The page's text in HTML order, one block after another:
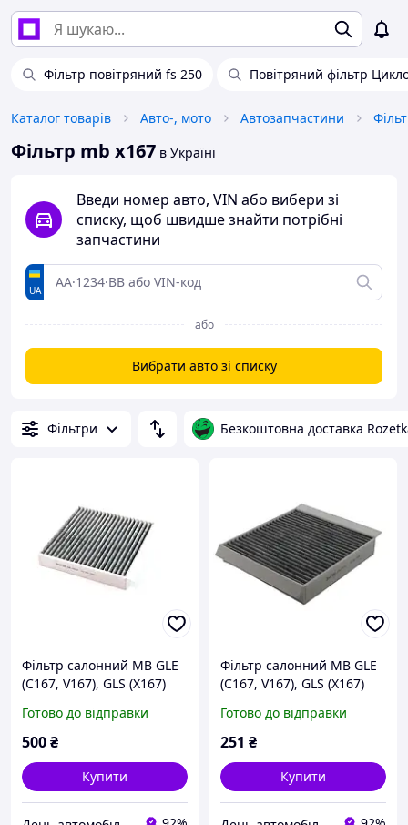
Фільтр повітряний fs 250 Повітряний фільтр
Каталог товарів Авто-, мото Автозапчастини
Фільтр mb x167 в Україні
Введи номер авто, VIN або вибери зі
списку, щоб швидше знайти потрібні
запчастини
UA
або
Вибрати авто зі списку
Фільтри Безкоштовна доставка
Фільтр салонний MB GLE
(C167, V167), GLS (X167)
на SAK1925), SHAFER
(SAK19014)
Готово до відправки
500₴
Купити
Фільтр салонний MB GLE
(C167, V167), GLS (X167)
Готово до відправки
251 ₴
Купити